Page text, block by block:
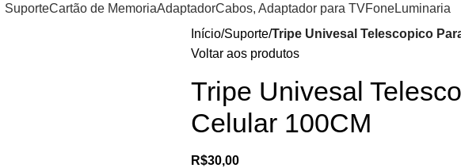
SuporteCartão de MemoriaAdaptadorCabos, Adaptador para TVFoneLuminaria
Início Suporte Tripe Univesal Telescopico
Voltar aos produtos
Tripe Univesal
Celular 100CM
R$30,00